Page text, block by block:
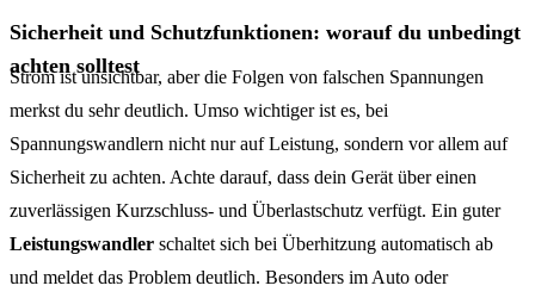
Sicherheit und Schutzfunktionen: worauf du unbedingt
achten solltest
Strom ist unsichtbar, aber die Folgen von falschen Spannungen
merkst du sehr deutlich. Umso wichtiger ist es, bei
Spannungswandlern nicht nur auf Leistung, sondern vor allem auf
Sicherheit zu achten. Achte darauf, dass dein Gerät über einen
zuverlässigen Kurzschluss- und Überlastschutz verfügt. Ein guter
Leistungswandler schaltet sich bei Überhitzung automatisch ab
und meldet das Problem deutlich. Besonders im Auto oder